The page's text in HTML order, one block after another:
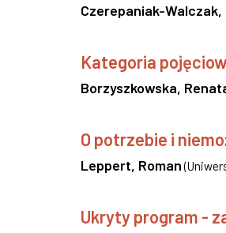
Czerepaniak-Walczak,
Kategoria
Borzyszkowska,
O potrzebie i
Leppert, Roman (
Ukryty program -